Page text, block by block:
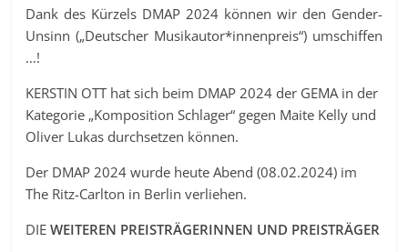
Dank des Kürzels DMAP 2024 können wir den Gender-
Unsinn („Deutscher Musikautor*innenpreis“) umschiffen
…!
KERSTIN OTT hat sich beim DMAP 2024 der GEMA in der
Kategorie „Komposition Schlager“ gegen Maite Kelly und
Oliver Lukas durchsetzen können.
Der DMAP 2024 wurde heute Abend (08.02.2024) im
The Ritz-Carlton in Berlin verliehen.
DIE WEITEREN PREISTRÄGERINNEN UND PREISTRÄGER